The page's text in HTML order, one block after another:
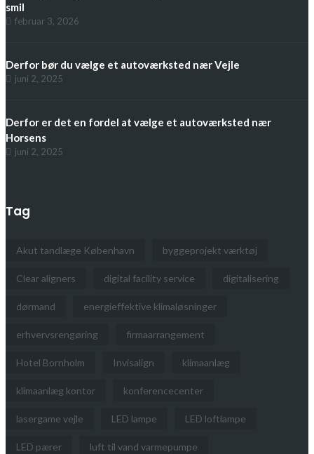
smil
februar 3, 2026
Derfor bør du vælge et autoværksted nær Vejle
juni 2, 2025
Derfor er det en fordel at vælge et autoværksted nær
Horsens
juni 2, 2025
Tag
Akut tandlæge København byggeprojekt værktøj
Clear aligners digital facility service digitalisering
dørmand energieffektive klimaløsninger
erhvervsrengøring firmaarrangement
Hotel Bornholm Invisalign klimaanlæg
klimaanlæg kontor konferencecenter
lasergame vejle LED lampe LED loftlampe
LED pærer luft til vand varmepumpe